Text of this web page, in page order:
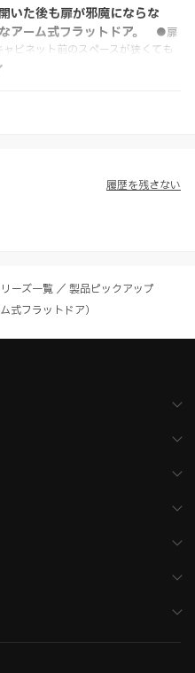
いた後も扉が邪魔にならな
ーム式フラットドア。
●扉
ビネット前のスペースが狭くても
開き方の組み合わせが可能です。●
履歴を残さない
ーズ一覧 ／ 製品ピックアップ
式フラットドア）